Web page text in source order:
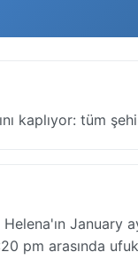
kaplıyor: tüm
Helena'ın
pm arasında